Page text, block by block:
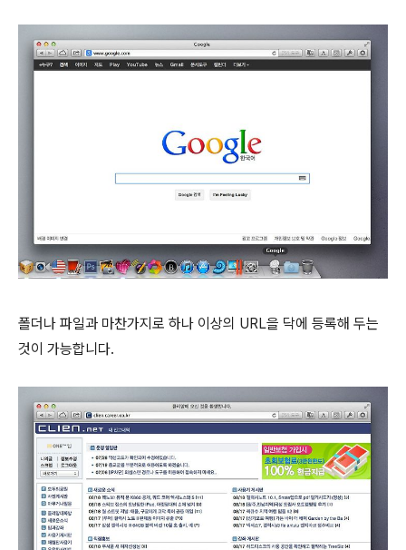
폴더나 파일과 마찬가지로 하나 이상의 URL을 닥에 등록해 두는
것이 가능합니다.